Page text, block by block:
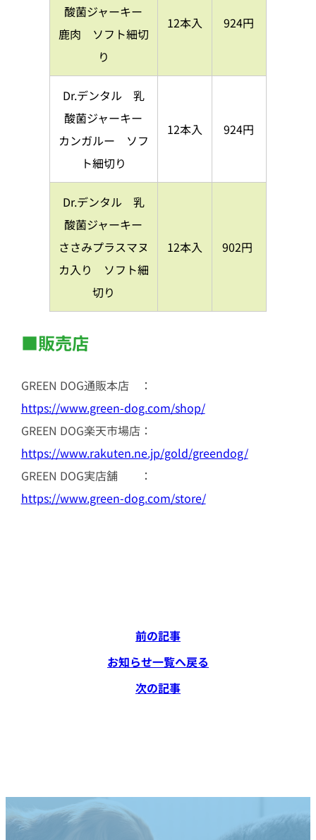
酸菌ジャーキー
鹿肉 ソフト細切
り
12本入 924円
Dr.デンタル 乳
酸菌ジャーキー
カンガルー ソフ
ト細切り
12本入 924円
Dr.デンタル 乳
酸菌ジャーキー
ささみプラスマヌ
カ入り ソフト細
切り
12本入 902円
■販売店
GREEN DOG通販本店 ：
https://www.green-dog.com/shop/
GREEN DOG楽天市場店：
https://www.rakuten.ne.jp/gold/greendog/
GREEN DOG実店舗 ：
https://www.green-dog.com/store/
前の記事
お知らせ一覧へ戻る
次の記事